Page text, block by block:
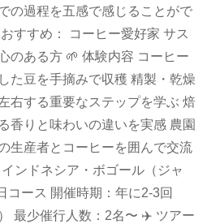
の過程を五感で感じることがで
すすめ： コーヒー愛好家 サス
のある方 🌱 体験内容 コーヒー
た豆を手摘みで収穫 精製・乾燥
右する重要なステップを学ぶ 焙
香りと味わいの違いを実感 農園
生産者とコーヒーを囲んで交流
ンドネシア・ボゴール（ジャ
コース 開催時期：年に2-3回
最少催行人数：2名〜 ✈️ ツアー